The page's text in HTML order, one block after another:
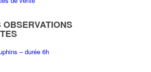
OBSERVATIONS
– durée 6h